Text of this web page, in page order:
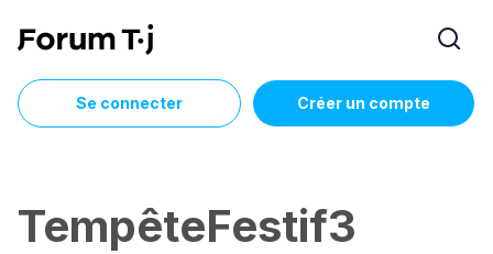
Se connecter Créer un compte
TempêteFestif3